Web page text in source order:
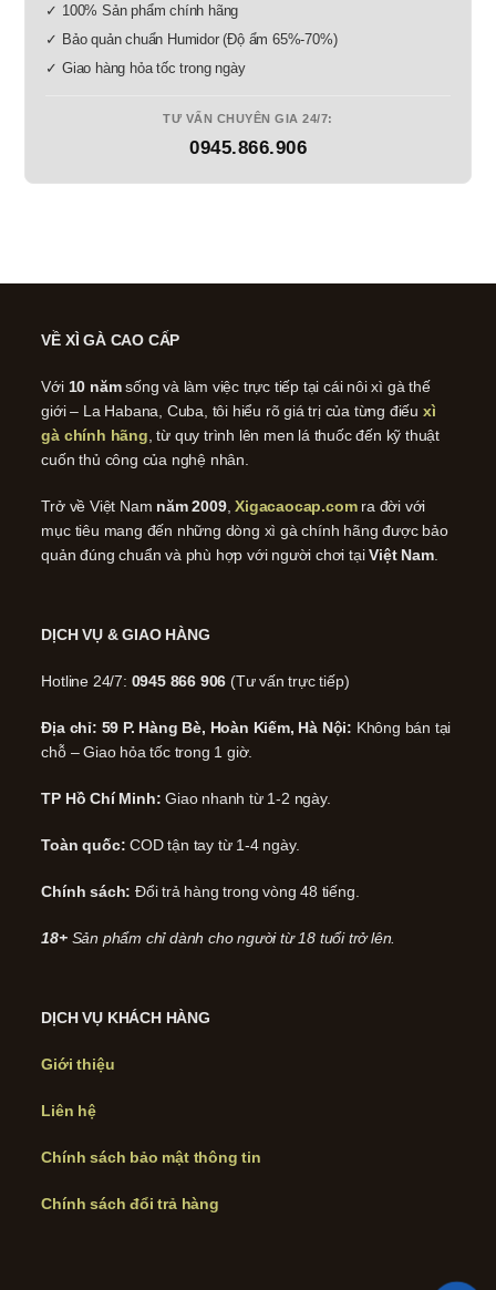
✓ 100% Sản phẩm chính hãng
✓ Bảo quản chuẩn Humidor (Độ ẩm 65%-70%)
✓ Giao hàng hỏa tốc trong ngày
TƯ VẤN CHUYÊN GIA 24/7:
0945.866.906
VỀ XÌ GÀ CAO CẤP
Với 10 nămsống và làm việc trực tiếp tại cái nôi xì gà thế
giới – La Habana, Cuba, tôi hiểu rõ giá trị của từng điếu xì
gà chính hãng , từ quy trình lên men lá thuốc đến kỹ thuật
cuốn thủ công của nghệ nhân.
Trở về Việt Nam năm 2009,Xigacaocap.comra đời với
mục tiêu mang đến những dòng xì gà chính hãng được bảo
quản đúng chuẩn và phù hợp với người chơi tạiViệt Nam.
DỊCH VỤ & GIAO HÀNG
Hotline 24/7: 0945 866 906 (Tư vấn trực tiếp)
Địa chỉ: 59 P. Hàng Bè, Hoàn Kiếm, Hà Nội: Không bán tại
chỗ – Giao hỏa tốc trong 1 giờ.
TP Hồ Chí Minh: Giao nhanh từ 1-2 ngày.
Toàn quốc: COD tận tay từ 1-4 ngày.
Chính sách: Đổi trả hàng trong vòng 48 tiếng.
18+ Sản phẩm chỉ dành cho người từ 18 tuổi trở lên.
DỊCH VỤ KHÁCH HÀNG
Giới thiệu
Liên hệ
Chính sách bảo mật thông tin
Chính sách đổi trả hàng